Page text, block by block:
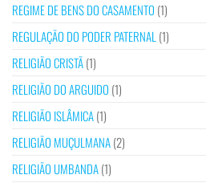
REGIME DE BENS DO CASAMENTO (1)
REGULAÇÃO DO PODER PATERNAL (1)
RELIGIÃO CRISTÃ(1)
RELIGIÃO DO ARGUIDO (1)
RELIGIÃO ISLÂMICA(1)
RELIGIÃO MUÇULMANA(2)
RELIGIÃO UMBANDA(1)